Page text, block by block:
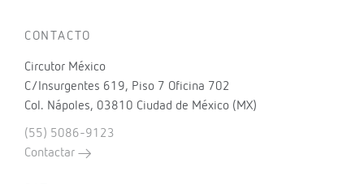
CONTACTO
Circutor México
C/Insurgentes 619, Piso 7 Oficina 702
Col. Nápoles, 03810 Ciudad de México (MX)
(55) 5086-9123
Contactar